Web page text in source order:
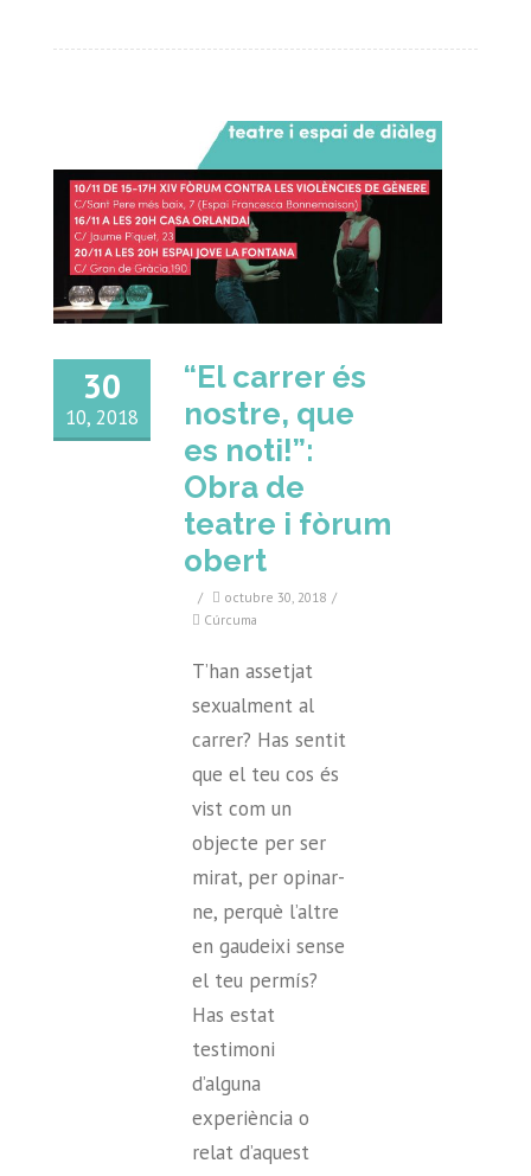
30
10, 2018
“El carrer és
nostre, que
es noti!”:
Obra de
teatre i fòrum
obert
/ octubre 30, 2018 /
Cúrcuma
T’han assetjat
sexualment al
carrer? Has sentit
que el teu cos és
vist com un
objecte per ser
mirat, per opinar-
ne, perquè l’altre
en gaudeixi sense
el teu permís?
Has estat
testimoni
d’alguna
experiència o
relat d’aquest